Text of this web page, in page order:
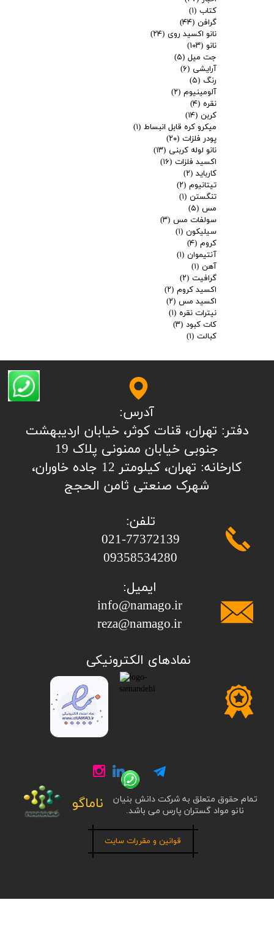
کتاب (۱)
گرافن (۴۴)
نانو اکسید روی (۲۴)
نانو (۱۰۳)
جت میل (۵)
آرایشی (۶)
رنگ (۵)
آلومینیوم (۲)
نقره (۴)
کربن (۱۴)
میکرو کره قابل انبساط (۱)
پودر فلزات (۲۰)
نانو لوله کربنی (۱۳)
اکسید فلزات (۱۶)
کارباید (۲)
تیتانیوم (۲)
تنگستن (۱)
مس (۵)
سولفات مس (۳)
سیلیکون (۱)
کروم (۴)
آنتیموان (۱)
آهن (۱)
گرافیت (۲)
اکسید کروم (۲)
اکسید مس (۲)
نیترات نقره (۱)
کات کبود (۳)
کبالت (۱)
تمام حقوق متعلق به شرکت دانش بنیان
نانو مواد گستران پارس می باشد.
ناماگو
تلفن:
​​​​​​​021-77372139
​​​​​​​09358534280
آدرس:
​​​​​​​​دفتر: تهران، قنات کوثر، خیابان اردیبهشت
جنوبی خیابان ممنونی پلاک 19
کارخانه: تهران، کیلومتر 12 جاده خاوران،
شهرک صنعتی ثامن الحجج
ایمیل:
info@namago.ir
​​​​​​​reza@namago.ir
​نمادهای الکترونیکی
قوانین و مقررات سایت